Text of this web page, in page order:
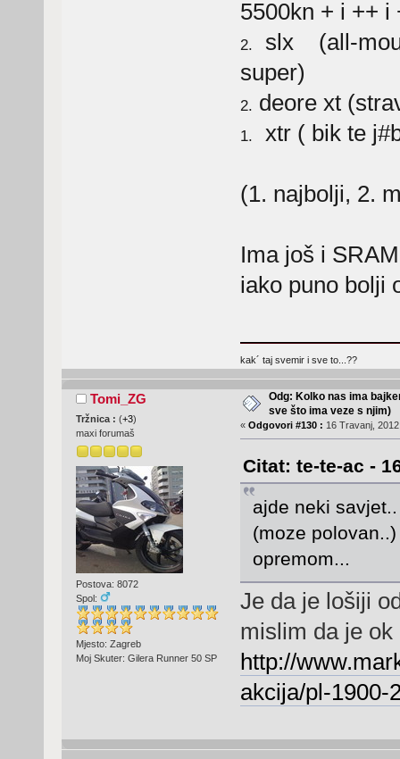
5500kn + i ++ i
2.
slx (all-
super)
2. deore xt
1. xtr ( bik te
(1. najbolji, 2.
Ima još i
iako puno bolji
kak´ taj svemir i sve to...??
Tomi_ZG
Tržnica : (+3)
maxi forumaš
Postova: 8072
Spol:
Mjesto: Zagreb
Moj Skuter: Gilera Runner 50 SP
Odg: Kolko nas ima
sve što ima veze s njim)
« Odgovori #130 : 16 Travanj,
Citat: te-te-ac -
ajde neki
(moze
opremom...
Je da je lošiji
mislim da je ok
http://
akcija/pl-1900-